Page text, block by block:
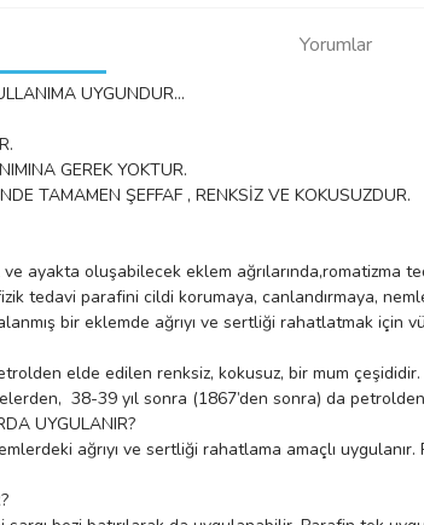
Yorumlar
UYGUNDUR...
GEREK YOKTUR.
TAMAMEN ŞEFFAF , RENKSİZ VE KOKUSUZDUR.
ayakta oluşabilecek eklem ağrılarında,romatizma
tedavi parafini cildi korumaya, canlandırmaya,
bir eklemde ağrıyı ve sertliği rahatlatmak için
elde edilen renksiz, kokusuz, bir mum
38-39 yıl sonra (1867’den sonra) da
UYGULANIR?
ağrıyı ve sertliği rahatlama amaçlı